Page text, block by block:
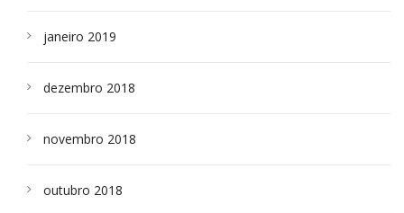
janeiro 2019
dezembro 2018
novembro 2018
outubro 2018